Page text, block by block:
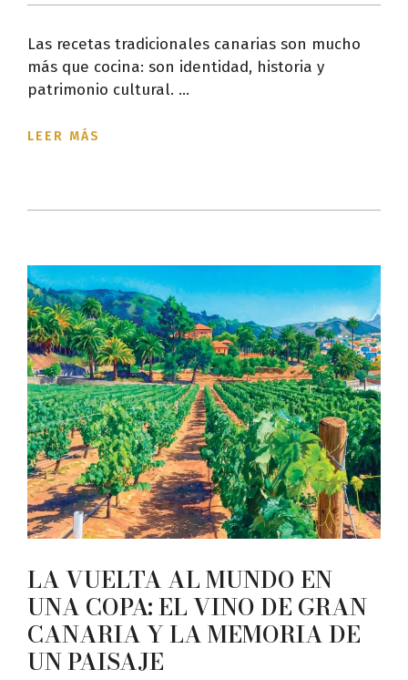
Las recetas tradicionales canarias son mucho
más que cocina: son identidad, historia y
patrimonio cultural. ...
LEER MÁS
LA VUELTA AL MUNDO EN
UNA COPA: EL VINO DE GRAN
CANARIA Y LA MEMORIA DE
UN PAISAJE